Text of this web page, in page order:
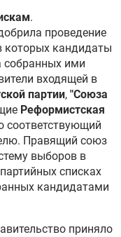
.
проведение
которых кандидаты
собранных ими
входящей в
партии, "Союза
Реформистская
соответствующий
Правящий союз
выборов в
списках
кандидатами
приняло